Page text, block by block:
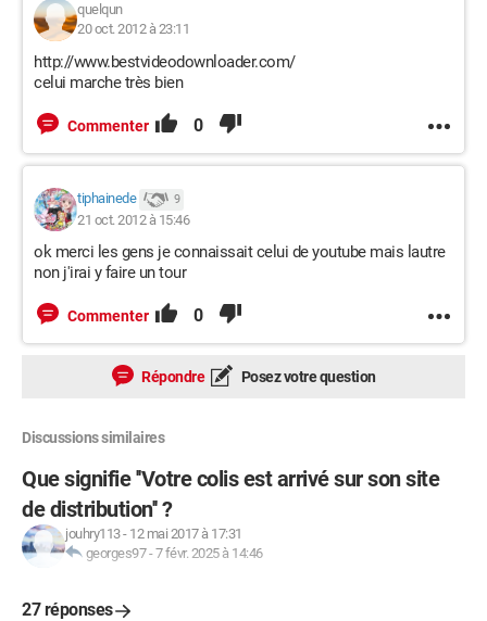
quelqun
20 oct. 2012 à 23:11
http://www.bestvideodownloader.com/
celui marche très bien
Commenter 0
tiphainede 9
21 oct. 2012 à 15:46
ok merci les gens je connaissait celui de youtube mais lautre
non j'irai y faire un tour
Commenter 0
Répondre Posez votre question
Discussions similaires
Que signifie ''Votre colis est arrivé sur son site
de distribution'' ?
jouhry113- 12 mai 2017 à 17:31
georges97-7 févr. 2025 à 14:46
27 réponses